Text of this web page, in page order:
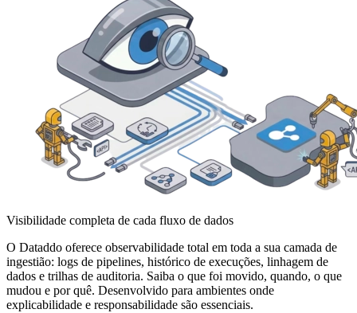
Visibilidade completa de cada fluxo de dados
O Dataddo oferece observabilidade total em toda a sua camada de
ingestião: logs de pipelines, histórico de execuções, linhagem de
dados e trilhas de auditoria. Saiba o que foi movido, quando, o que
mudou e por quê. Desenvolvido para ambientes onde
explicabilidade e responsabilidade são essenciais.